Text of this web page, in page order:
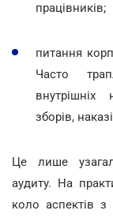
працівників;
питання
Часто
внутрішніх
зборів,
Це лише
аудиту. На
коло аспектів з